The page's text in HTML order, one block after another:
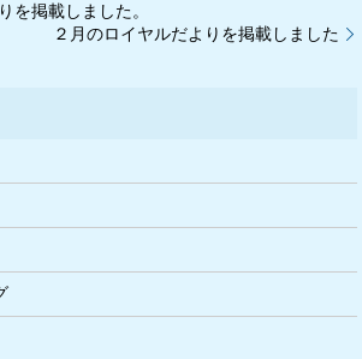
を掲載しました。
２月のロイヤルだよりを掲載しました